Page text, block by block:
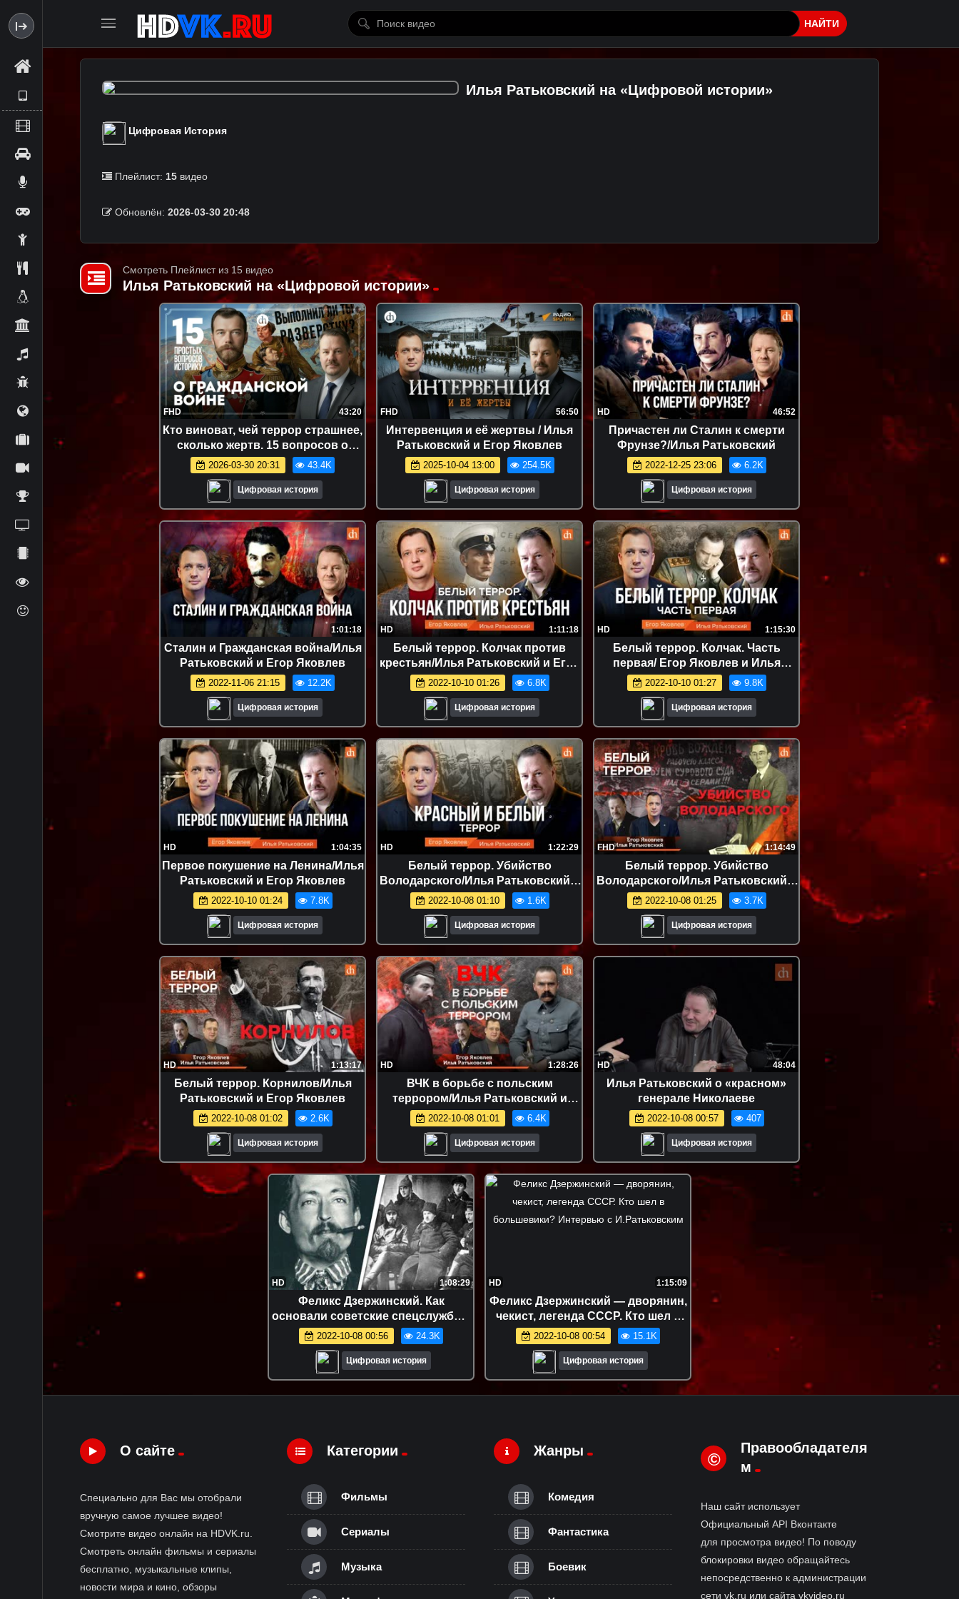
НАЙТИ
Илья Ратьковский на «Цифровой истории»
Цифровая История
Плейлист: 15 видео
Обновлён: 2026-03-30 20:48
Смотреть Плейлист из 15 видео
Илья Ратьковский на «Цифровой истории»
FHD 43:20
Кто виноват, чей террор страшнее,
сколько жертв. 15 вопросов о
Гражданской войне / Илья
Ратьковский
2026-03-30 20:31 43.4K
Цифровая история
FHD 56:50
Интервенция и её жертвы / Илья
Ратьковский и Егор Яковлев
2025-10-04 13:00 254.5K
Цифровая история
HD 46:52
Причастен ли Сталин к смерти
Фрунзе?/Илья Ратьковский
2022-12-25 23:06 6.2K
Цифровая история
1:01:18
Сталин и Гражданская война/Илья
Ратьковский и Егор Яковлев
2022-11-06 21:15 12.2K
Цифровая история
HD 1:11:18
Белый террор. Колчак против
крестьян/Илья Ратьковский и Егор
Яковлев
2022-10-10 01:26 6.8K
Цифровая история
HD 1:15:30
Белый террор. Колчак. Часть
первая/ Егор Яковлев и Илья
Ратьковский
2022-10-10 01:27 9.8K
Цифровая история
HD 1:04:35
Первое покушение на Ленина/Илья
Ратьковский и Егор Яковлев
2022-10-10 01:24 7.8K
Цифровая история
HD 1:22:29
Белый террор. Убийство
Володарского/Илья Ратьковский и
Егор Яковлев
2022-10-08 01:10 1.6K
Цифровая история
FHD 1:14:49
Белый террор. Убийство
Володарского/Илья Ратьковский и
Егор Яковлев
2022-10-08 01:25 3.7K
Цифровая история
HD 1:13:17
Белый террор. Корнилов/Илья
Ратьковский и Егор Яковлев
2022-10-08 01:02 2.6K
Цифровая история
HD 1:28:26
ВЧК в борьбе с польским
террором/Илья Ратьковский и
Егор Яковлев
2022-10-08 01:01 6.4K
Цифровая история
HD 48:04
Илья Ратьковский о «красном»
генерале Николаеве
2022-10-08 00:57 407
Цифровая история
HD 1:08:29
Феликс Дзержинский. Как
основали советские спецслужбы?
Цифровая история. Интервью с И.
Ратьковским.
2022-10-08 00:56 24.3K
Цифровая история
HD 1:15:09
Феликс Дзержинский — дворянин,
чекист, легенда СССР. Кто шел в
большевики? Интервью с
И.Ратьковским
2022-10-08 00:54 15.1K
Цифровая история
О сайте
Специально для Вас мы отобрали
вручную самое лучшее видео!
Смотрите видео онлайн на HDVK.ru.
Смотреть онлайн фильмы и сериалы
бесплатно, музыкальные клипы,
новости мира и кино, обзоры
Категории
Фильмы
Сериалы
Музыка
Жанры
Комедия
Фантастика
Боевик
©
Правообладателя
м
Наш сайт использует
Официальный API Вконтакте
для просмотра видео! По поводу
блокировки видео обращайтесь
непосредственно к администрации
сети vk.ru или сайта vkvideo.ru